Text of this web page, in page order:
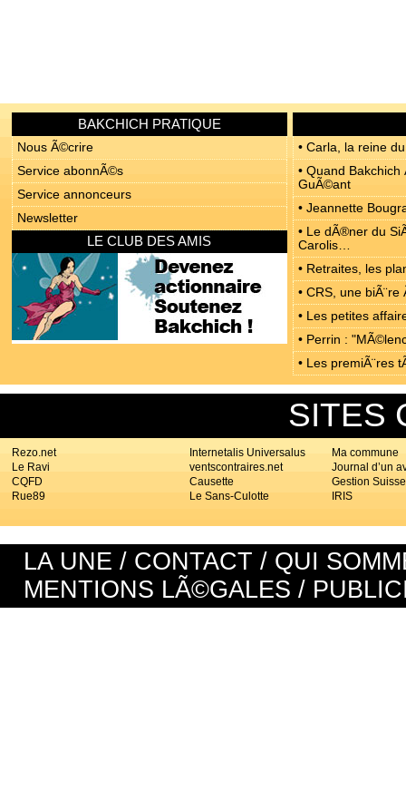
BAKCHICH PRATIQUE
Nous Ã©crire
Service abonnÃ©s
Service annonceurs
Newsletter
LE CLUB DES AMIS
• Carla, la reine
• Quand
GuÃ©ant
• Jeannette
• Le dÃ®ner du
Carolis…
• Retraites, les
• CRS, une
• Les petites
• Perrin :
• Les premiÃ¨res
SITES
Rezo.net
Le Ravi
CQFD
Rue89
Ma commune
Journal d’un
Gestion Suisse
IRIS
Internetalis Universalus
ventscontraires.net
Causette
Le Sans-Culotte
LA UNE / CONTACT / QUI
MENTIONS LÃ©GALES /